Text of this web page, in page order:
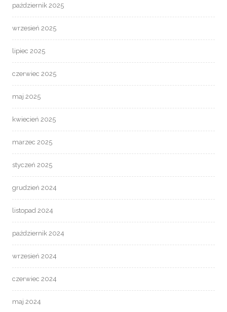
październik 2025
wrzesień 2025
lipiec 2025
czerwiec 2025
maj 2025
kwiecień 2025
marzec 2025
styczeń 2025
grudzień 2024
listopad 2024
październik 2024
wrzesień 2024
czerwiec 2024
maj 2024